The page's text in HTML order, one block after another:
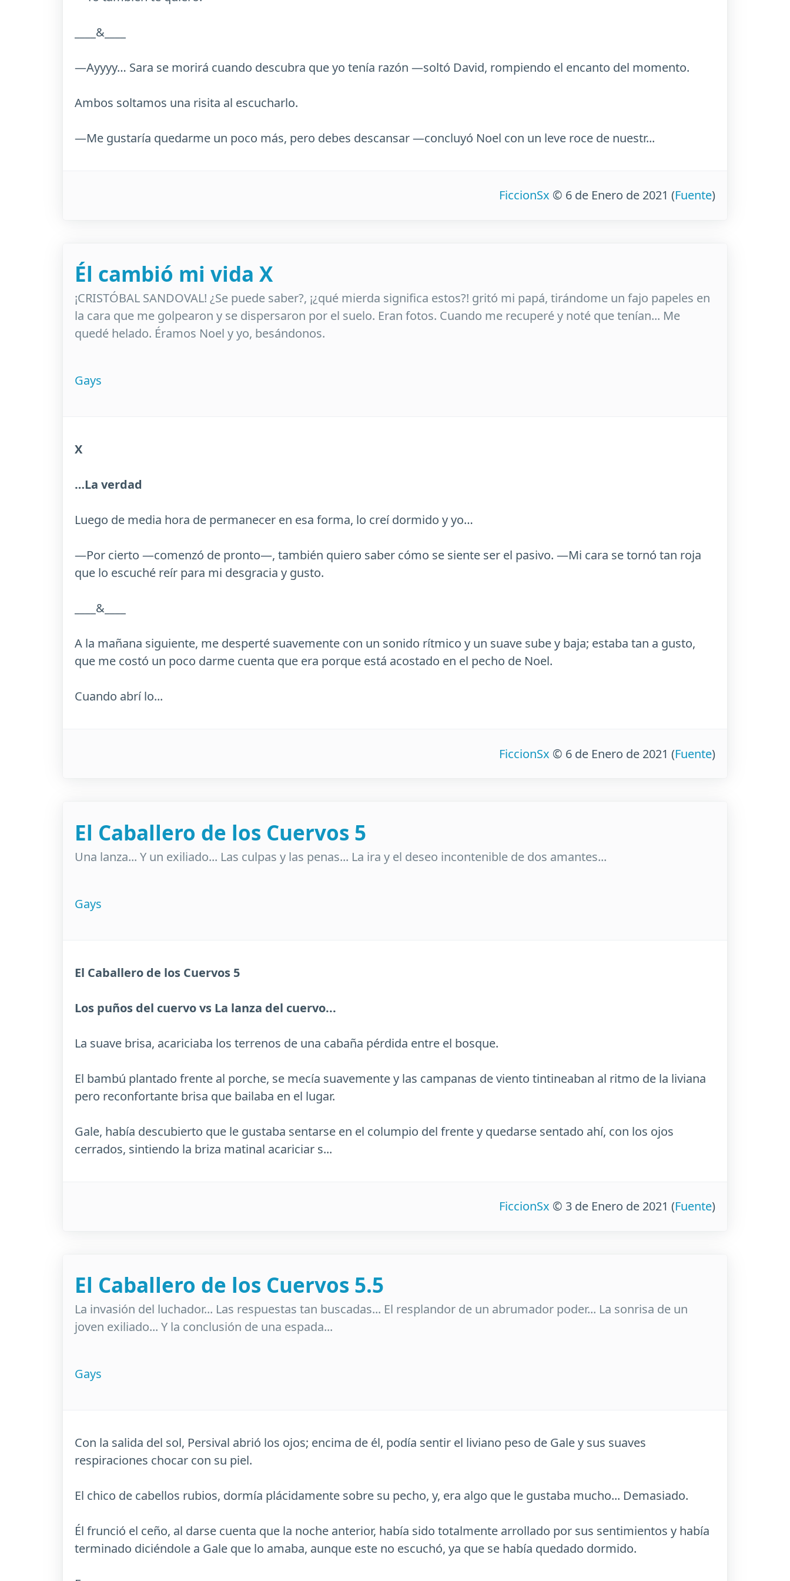
____&____
—Ayyyy… Sara se morirá cuando descubra que yo tenía razón —soltó David, rompiendo el encanto del momento.
Ambos soltamos una risita al escucharlo.
—Me gustaría quedarme un poco más, pero debes descansar —concluyó Noel con un leve roce de nuestr...
FiccionSx © 6 de Enero de 2021 (Fuente)
Él cambió mi vida X
¡CRISTÓBAL SANDOVAL! ¿Se puede saber?, ¡¿qué mierda significa estos?! gritó mi papá, tirándome un fajo papeles en
la cara que me golpearon y se dispersaron por el suelo. Eran fotos. Cuando me recuperé y noté que tenían... Me
quedé helado. Éramos Noel y yo, besándonos.
Gays
X
…La verdad
Luego de media hora de permanecer en esa forma, lo creí dormido y yo…
—Por cierto —comenzó de pronto—, también quiero saber cómo se siente ser el pasivo. —Mi cara se tornó tan roja
que lo escuché reír para mi desgracia y gusto.
____&____
A la mañana siguiente, me desperté suavemente con un sonido rítmico y un suave sube y baja; estaba tan a gusto,
que me costó un poco darme cuenta que era porque está acostado en el pecho de Noel.
Cuando abrí lo...
FiccionSx © 6 de Enero de 2021 (Fuente)
El Caballero de los Cuervos 5
Una lanza... Y un exiliado... Las culpas y las penas... La ira y el deseo incontenible de dos amantes...
Gays
El Caballero de los Cuervos 5
Los puños del cuervo vs La lanza del cuervo...
La suave brisa, acariciaba los terrenos de una cabaña pérdida entre el bosque.
El bambú plantado frente al porche, se mecía suavemente y las campanas de viento tintineaban al ritmo de la liviana
pero reconfortante brisa que bailaba en el lugar.
Gale, había descubierto que le gustaba sentarse en el columpio del frente y quedarse sentado ahí, con los ojos
cerrados, sintiendo la briza matinal acariciar s...
FiccionSx © 3 de Enero de 2021 (Fuente)
El Caballero de los Cuervos 5.5
La invasión del luchador... Las respuestas tan buscadas... El resplandor de un abrumador poder... La sonrisa de un
joven exiliado... Y la conclusión de una espada...
Gays
Con la salida del sol, Persival abrió los ojos; encima de él, podía sentir el liviano peso de Gale y sus suaves
respiraciones chocar con su piel.
El chico de cabellos rubios, dormía plácidamente sobre su pecho, y, era algo que le gustaba mucho... Demasiado.
Él frunció el ceño, al darse cuenta que la noche anterior, había sido totalmente arrollado por sus sentimientos y había
terminado diciéndole a Gale que lo amaba, aunque este no escuchó, ya que se había quedado dormido.